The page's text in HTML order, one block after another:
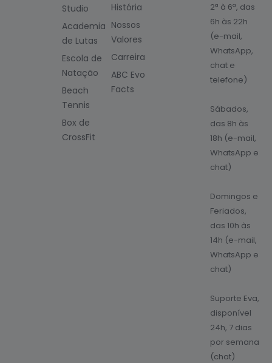
Studio
Academia
de Lutas
Escola de
Natação
Beach
Tennis
Box de
CrossFit
História
Nossos
Valores
Carreira
ABC Evo
Facts
2ª à 6ª, das
6h às 22h
(e-mail,
WhatsApp,
chat e
telefone)
Sábados,
das 8h às
18h (e-mail,
WhatsApp e
chat)
Domingos e
Feriados,
das 10h às
14h (e-mail,
WhatsApp e
chat)
Suporte Eva,
disponível
24h, 7 dias
por semana
(chat)